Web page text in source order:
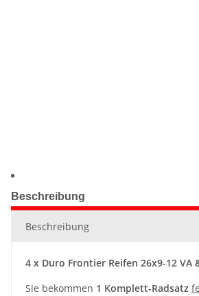
Beschreibung
Beschreibung
4 x Duro Frontier Reifen 26x9-12 VA
Sie bekommen 1 Komplett-Radsatz